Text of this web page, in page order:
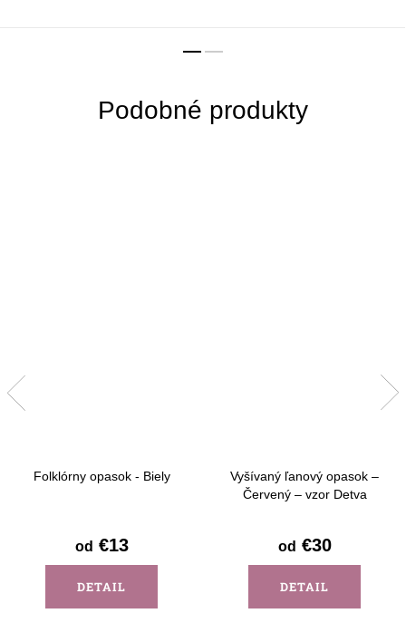
Folklórny opasok - Biely
od €13
DETAIL
Vyšívaný ľanový opasok –
Červený – vzor Detva
od €30
DETAIL